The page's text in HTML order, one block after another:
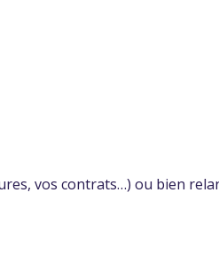
vos contrats…) ou bien